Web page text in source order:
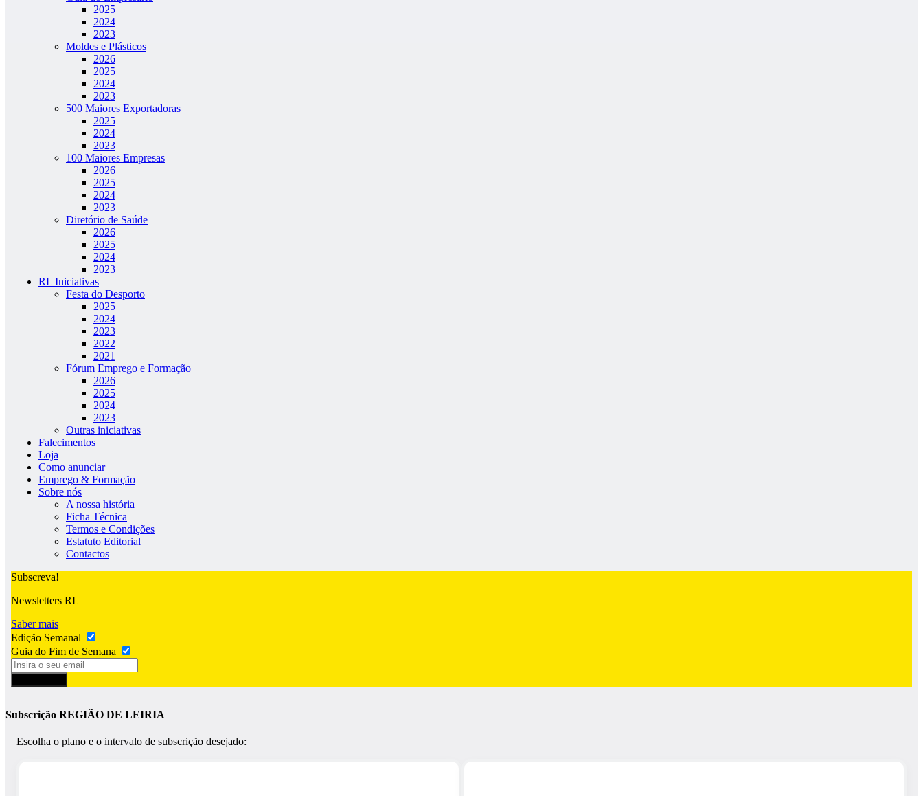
2025
2024
2023
Moldes e Plásticos
2026
2025
2024
2023
500 Maiores Exportadoras
2025
2024
2023
100 Maiores Empresas
2026
2025
2024
2023
Diretório de Saúde
2026
2025
2024
2023
RL Iniciativas
Festa do Desporto
2025
2024
2023
2022
2021
Fórum Emprego e Formação
2026
2025
2024
2023
Outras iniciativas
Falecimentos
Loja
Como anunciar
Emprego & Formação
Sobre nós
A nossa história
Ficha Técnica
Termos e Condições
Estatuto Editorial
Contactos
Subscreva!
Newsletters RL
Saber mais
Edição Semanal
Guia do Fim de Semana
Subscrição REGIÃO DE LEIRIA
Escolha o plano e o intervalo de subscrição desejado: